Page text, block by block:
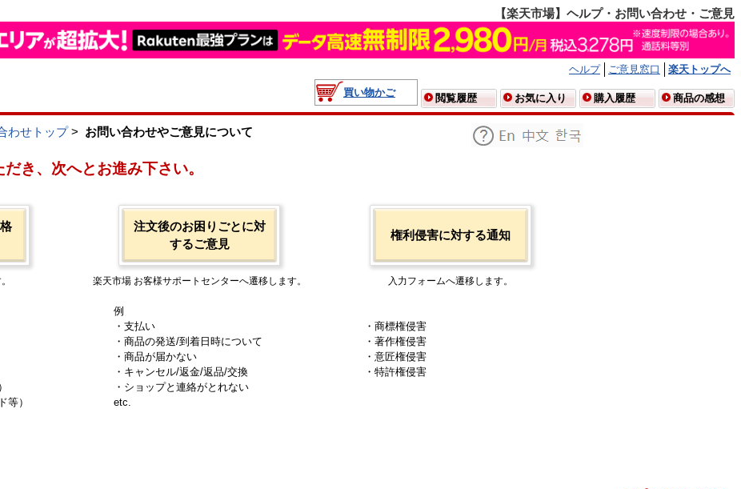
【楽天市場】ヘルプ・お問い合わせ・ご意見
ヘルプ ご意見窓口
楽天トップへ
買い物かご
閲覧履歴 お気に入り 購入履歴 商品の感想
わせトップ> お問い合わせやご意見について
き、次へとお進み下さい。
等）
注文後のお困りごとに対
するご意見
楽天市場 お客様サポートセンターへ遷移します。
例
・支払い
・商品の発送/到着日時について
・商品が届かない
・キャンセル/返金/返品/交換
・ショップと連絡がとれない
etc.
権利侵害に対する通知
入力フォームへ遷移します。
・商標権侵害
・著作権侵害
・意匠権侵害
・特許権侵害